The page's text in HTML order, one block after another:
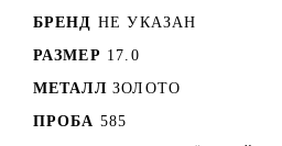
БРЕНД НЕ УКАЗАН
РАЗМЕР 17.0
МЕТАЛЛ ЗОЛОТО
ПРОБА 585